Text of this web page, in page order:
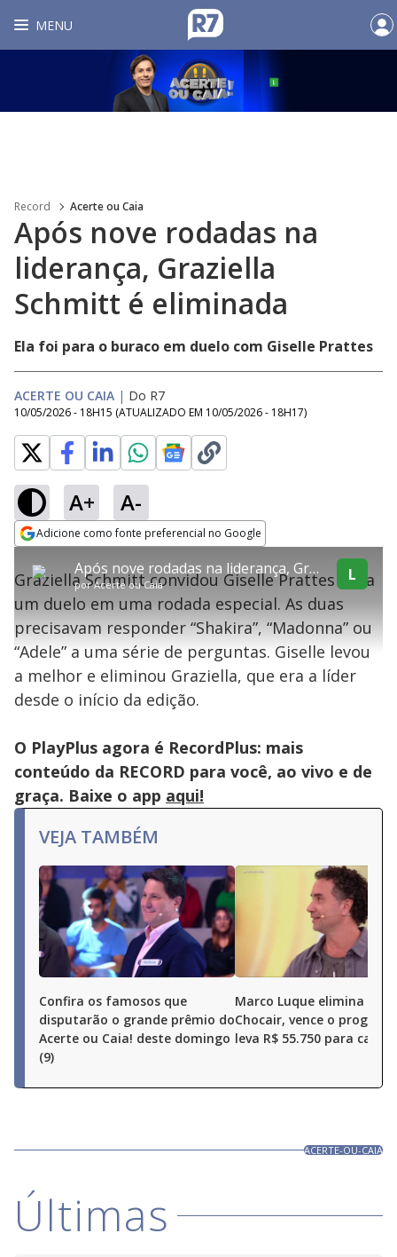
MENU
Record Acerte ou Caia
Após nove rodadas na
liderança, Graziella
Schmitt é eliminada
Ela foi para o buraco em duelo com Giselle Prattes
ACERTE OU CAIA | Do R7
10/05/2026 - 18H15 (ATUALIZADO EM 10/05/2026 - 18H17)
A+ A-
Adicione como fonte preferencial no Google
a
window.
modal
can
be
by
the
or
activating
close
explore
Conteúdo bloqueado
Lamentamos, mas o vídeo que está tentando assisitr é de exibição
exclusiva em território brasileiro :-(
Após nove rodadas na liderança, Graziella Schmitt é eliminada
porAcerte ou Caia
L
Graziella Schmitt convidou Giselle Prattes para
um duelo em uma rodada especial. As duas
precisavam responder “Shakira”, “Madonna” ou
“Adele” a uma série de perguntas. Giselle levou
a melhor e eliminou Graziella, que era a líder
desde o início da edição.
O PlayPlus agora é RecordPlus: mais
conteúdo da RECORD para você, ao vivo e de
graça. Baixe o app aqui!
VEJA TAMBÉM
Confira os famosos que
disputarão o grande prêmio do
Acerte ou Caia! deste domingo
(9)
Marco Luque elimina
Chocair, vence o
leva R$ 55.750 para casa
ACERTE-OU-CAIA
Últimas